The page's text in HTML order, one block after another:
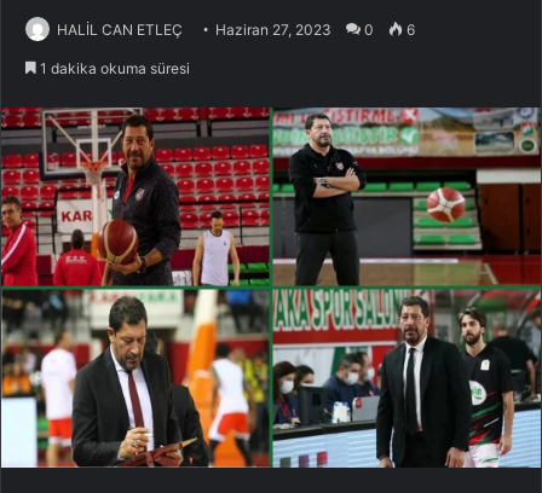
HALİL CAN ETLEÇ Haziran 27, 2023 0 6
1 dakika okuma süresi